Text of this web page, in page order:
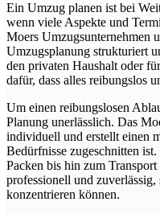
Ein Umzug planen ist bei
wenn viele Aspekte und
Moers Umzugsunternehmen
Umzugsplanung strukturiert
den privaten Haushalt oder
dafür, dass alles reibungslos
Um einen reibungslosen
Planung unerlässlich. Das
individuell und erstellt einen
Bedürfnisse zugeschnitten
Packen bis hin zum
professionell und
konzentrieren können.